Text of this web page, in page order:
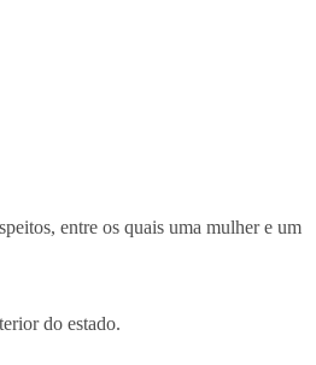
entre os quais uma mulher e um
do estado.